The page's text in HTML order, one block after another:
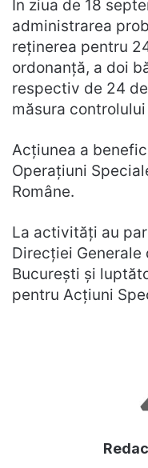
În ziua de 18
administrarea
reținerea pentru
ordonanță, a doi
respectiv de 24
măsura
Acțiunea a
Operațiuni
La activități au
Direcției
București și
pentru Acțiuni